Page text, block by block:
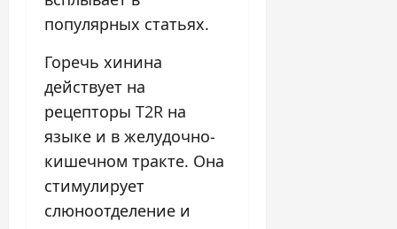
популярных статьях.
Горечь хинина
действует на
рецепторы T2R на
языке и в желудочно-
кишечном тракте. Она
стимулирует
слюноотделение и